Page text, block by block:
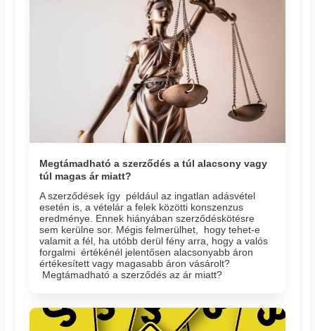
Megtámadható a szerződés a túl alacsony vagy
túl magas ár miatt?
A szerződések így például az ingatlan adásvétel
esetén is, a vételár a felek közötti konszenzus
eredménye. Ennek hiányában szerződéskötésre
sem kerülne sor. Mégis felmerülhet, hogy tehet-e
valamit a fél, ha utóbb derül fény arra, hogy a valós
forgalmi értékénél jelentősen alacsonyabb áron
értékesített vagy magasabb áron vásárolt?
Megtámadható a szerződés az ár miatt?